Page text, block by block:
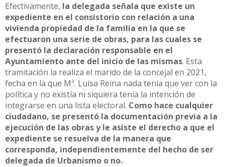
Efectivamente, la delegada señala que existe un
expediente en el consistorio con relación a una
vivienda propiedad de la familia en la que se
efectuaron una serie de obras, para las cuales se
presentó la declaración responsable en el
Ayuntamiento ante del inicio de las mismas. Esta
tramitación la realiza el marido de la concejal en 2021,
fecha en la que Mª. Luisa Reina nada tenía que ver con la
política y no existía ni siquiera tenía la intención de
integrarse en una lista electoral. Como hace cualquier
ciudadano, se presentó la documentación previa a la
ejecución de las obras y le asiste el derecho a que el
expediente se resuelva de la manera que
corresponda, independientemente del hecho de ser
delegada de Urbanismo o no.